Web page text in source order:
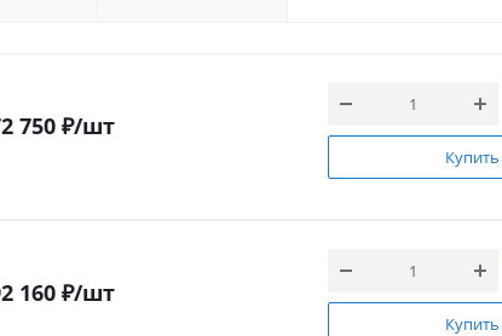
750 ₽/шт
Купить
160 ₽/шт
Купить